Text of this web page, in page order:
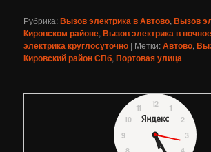
Рубрика:Вызов электрика в Автово,Вызов
Кировском районе,Вызов электрика в
электрика круглосуточно | Метки:Автово,
Кировский район СПб,Портовая улица